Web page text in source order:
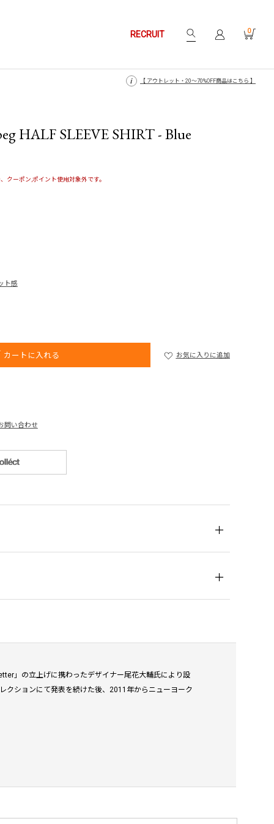
RECRUIT 0
【 月〜金14時、土日祝12時までにご注文で当日発送・発送無休 】
【 アウトレット・20〜70%OFF商品はこちら 】
【 月〜金14時、土日祝12時までにご注文で当日発送・発送無休 】
【 アウトレット・20〜70%OFF商品はこちら 】
HALF SLEEVE SHIRT - Blue
クーポン,ポイント使用対象外です。
ト感
カートに入れる お気に入りに追加
問い合わせ
」の立上げに携わったデザイナー尾花大輔氏により設
クションにて発表を続けた後、2011年からニューヨーク